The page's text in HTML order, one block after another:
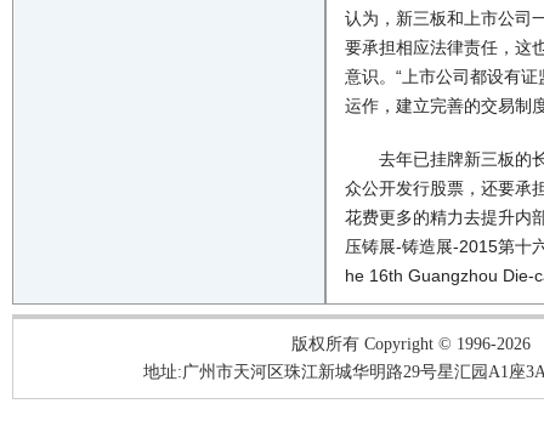
认为，新三板和上市公司
要承担相应法律责任，这
意识。“上市公司都设有
运作，建立完善的交易制
去年已挂牌新三板的长
众公开发行股票，还要承
花费更多的精力去提升内
压铸展-铸造展-2015第十
he 16th Guangzhou Die-
版权所有 Copyright © 1996-2026
地址:广州市天河区珠江新城华明路29号星汇园A1座